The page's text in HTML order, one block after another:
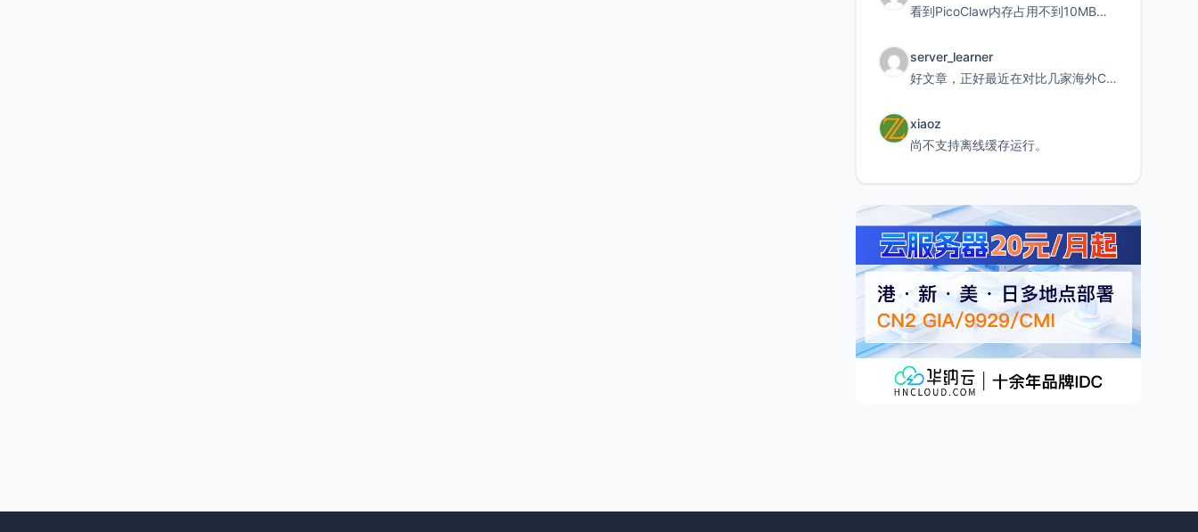
看到PicoClaw内存占用不到10MB这个数据真的很惊喜，确实很适合我这种想用旧设备折腾AI的小白
server_learner
好文章，正好最近在对比几家海外CDN。文中提到CF免费版不支持自定义回源端口和HOST这个痛点太真实
xiaoz
尚不支持离线缓存运行。